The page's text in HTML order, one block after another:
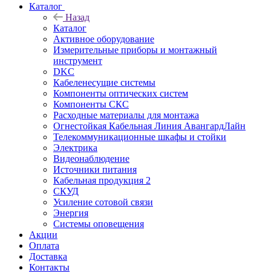
Каталог
Назад
Каталог
Активное оборудование
Измерительные приборы и монтажный
инструмент
DKC
Кабеленесущие системы
Компоненты оптических систем
Компоненты СКС
Расходные материалы для монтажа
Огнестойкая Кабельная Линия АвангардЛайн
Телекоммуникационные шкафы и стойки
Электрика
Видеонаблюдение
Источники питания
Кабельная продукция 2
СКУД
Усиление сотовой связи
Энергия
Системы оповещения
Акции
Оплата
Доставка
Контакты